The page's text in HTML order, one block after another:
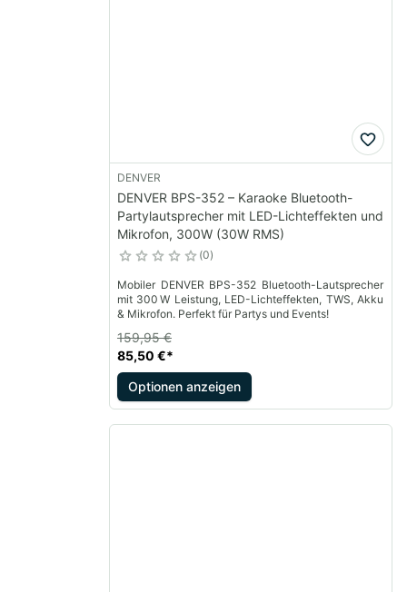
DENVER
DENVER BPS-352 – Karaoke Bluetooth-
Partylautsprecher mit LED-Lichteffekten und
Mikrofon, 300W (30W RMS)
0
Mobiler DENVER BPS-352 Bluetooth-Lautsprecher
mit 300 W Leistung, LED-Lichteffekten, TWS, Akku
& Mikrofon. Perfekt für Partys und Events!
85,50 €*
159,95 €
Optionen anzeigen